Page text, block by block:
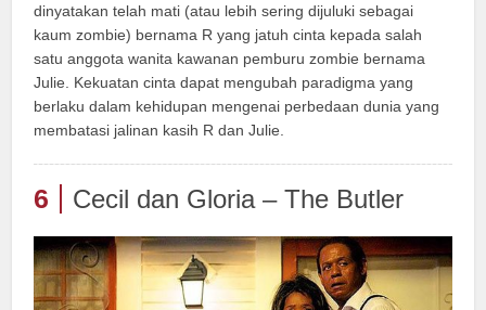
dinyatakan telah mati (atau lebih sering dijuluki sebagai
kaum zombie) bernama R yang jatuh cinta kepada salah
satu anggota wanita kawanan pemburu zombie bernama
Julie. Kekuatan cinta dapat mengubah paradigma yang
berlaku dalam kehidupan mengenai perbedaan dunia yang
membatasi jalinan kasih R dan Julie.
6 Cecil dan Gloria – The Butler